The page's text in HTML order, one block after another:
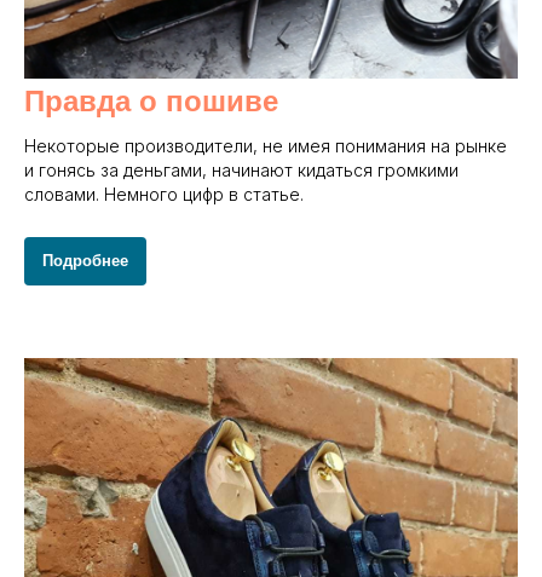
Правда о пошиве
Некоторые производители, не имея понимания на рынке
и гонясь за деньгами, начинают кидаться громкими
словами. Немного цифр в статье.
Подробнее